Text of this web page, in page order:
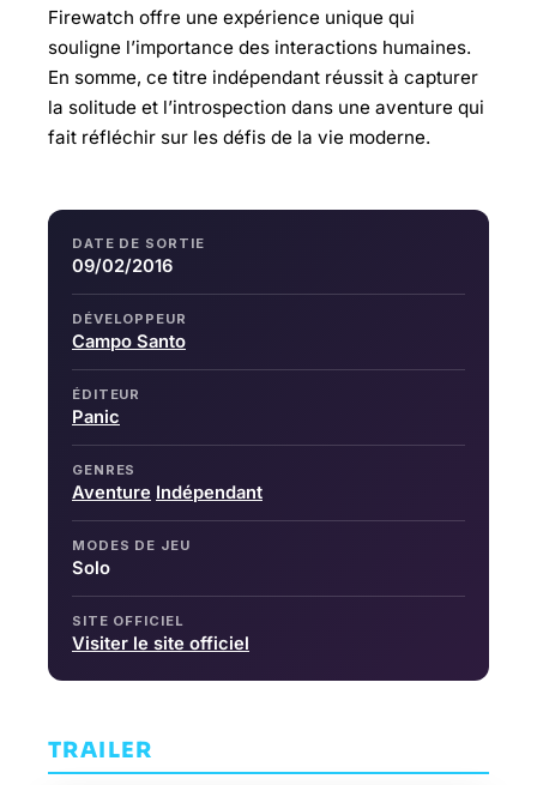
Firewatch offre une expérience unique qui
souligne l’importance des interactions humaines.
En somme, ce titre indépendant réussit à capturer
la solitude et l’introspection dans une aventure qui
fait réfléchir sur les défis de la vie moderne.
DATE DE SORTIE
09/02/2016
DÉVELOPPEUR
Campo Santo
ÉDITEUR
Panic
GENRES
Aventure Indépendant
MODES DE JEU
Solo
SITE OFFICIEL
Visiter le site officiel
TRAILER